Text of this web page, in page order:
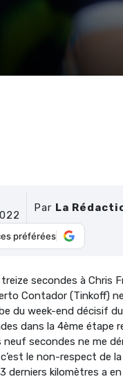
Par La
préférées
treize secondes à Chris
Contador (Tinkoff)
du week-end décisif
dans la 4ème étape
secondes ne me
le non-respect de
derniers kilomètres a